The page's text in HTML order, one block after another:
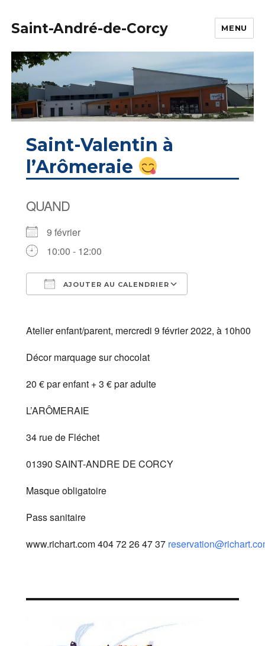
Saint-André-de-Corcy MENU
Saint-Valentin à
l’Arômeraie
QUAND
9 février
10:00 - 12:00
AJOUTER AU CALENDRIER
Atelier enfant/parent, mercredi 9 février 2022, à 10h00
Décor marquage sur chocolat
20 € par enfant + 3 € par adulte
L’ARÔMERAIE
34 rue de Fléchet
01390 SAINT-ANDRE DE CORCY
Masque obligatoire
Pass sanitaire
www.richart.com 404 72 26 47 37